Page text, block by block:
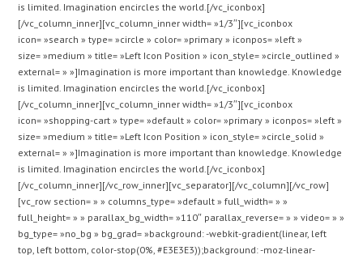
is limited. Imagination encircles the world.[/vc_iconbox]
[/vc_column_inner][vc_column_inner width= »1/3″][vc_iconbox
icon= »search » type= »circle » color= »primary » iconpos= »left »
size= »medium » title= »Left Icon Position » icon_style= »circle_outlined »
external= » »]Imagination is more important than knowledge. Knowledge
is limited. Imagination encircles the world.[/vc_iconbox]
[/vc_column_inner][vc_column_inner width= »1/3″][vc_iconbox
icon= »shopping-cart » type= »default » color= »primary » iconpos= »left »
size= »medium » title= »Left Icon Position » icon_style= »circle_solid »
external= » »]Imagination is more important than knowledge. Knowledge
is limited. Imagination encircles the world.[/vc_iconbox]
[/vc_column_inner][/vc_row_inner][vc_separator][/vc_column][/vc_row]
[vc_row section= » » columns_type= »default » full_width= » »
full_height= » » parallax_bg_width= »110″ parallax_reverse= » » video= » »
bg_type= »no_bg » bg_grad= »background: -webkit-gradient(linear, left
top, left bottom, color-stop(0%, #E3E3E3));background: -moz-linear-